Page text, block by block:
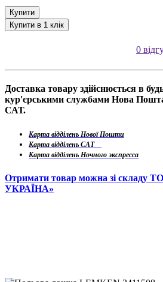
Купити
Купити в 1 клік
0
Доставка товару здійснюється в
кур'єрськими службами Нова
САТ.
Карта відділень Нової Пошти
Карта відділень САТ
Карта відділень Ночного экспресса
Отримати товар можна зі складу
УКРАЇНА»